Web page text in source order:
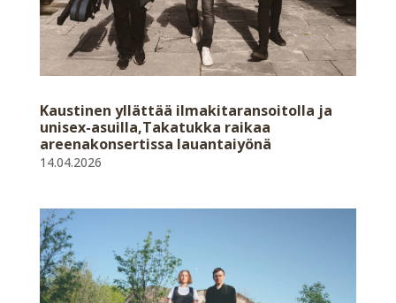
Kaustinen yllättää ilmakitaransoitolla ja
unisex-asuilla,Takatukka raikaa
areenakonsertissa lauantaiyönä
14.04.2026